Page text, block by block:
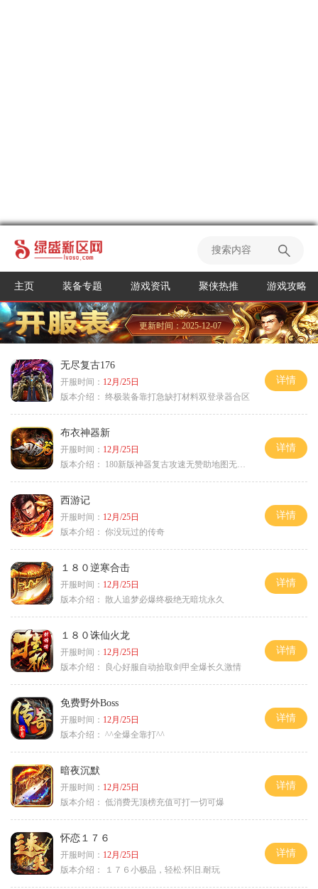
主页 装备专题 游戏资讯 聚侠热推 游戏攻略
更新时间：2025-12-07
无尽复古176
开服时间： 12月/25日
版本介绍： 终极装备靠打急缺打材料双登录器合区
详情
布衣神器新
开服时间： 12月/25日
版本介绍：
180新版神器复古攻速无赞助地图无排行
详情
西游记
开服时间： 12月/25日
版本介绍： 你没玩过的传奇
详情
１８０逆寒合击
开服时间： 12月/25日
版本介绍： 散人追梦必爆终极绝无暗坑永久
详情
１８０诛仙火龙
开服时间： 12月/25日
版本介绍：
良心好服自动拾取剑甲全爆长久激情
详情
免费野外Boss
开服时间： 12月/25日
版本介绍： ^^全爆全靠打^^
详情
暗夜沉默
开服时间： 12月/25日
版本介绍： 低消费无顶榜充值可打一切可爆
详情
怀恋１７６
开服时间： 12月/25日
版本介绍：
１７６小极品，轻松.怀旧.耐玩
详情